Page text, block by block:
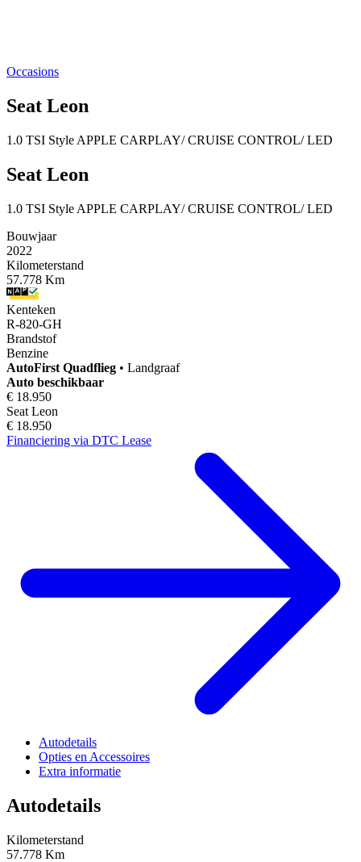
Occasions
Seat Leon
1.0 TSI Style APPLE CARPLAY/ CRUISE CONTROL/ LED
Seat Leon
1.0 TSI Style APPLE CARPLAY/ CRUISE CONTROL/ LED
Bouwjaar
2022
Kilometerstand
57.778 Km
Kenteken
R-820-GH
Brandstof
Benzine
AutoFirst Quadflieg • Landgraaf
Auto beschikbaar
€ 18.950
Seat Leon
€ 18.950
Financiering via DTC Lease
Autodetails
Opties en Accessoires
Extra informatie
Autodetails
Kilometerstand
57.778 Km